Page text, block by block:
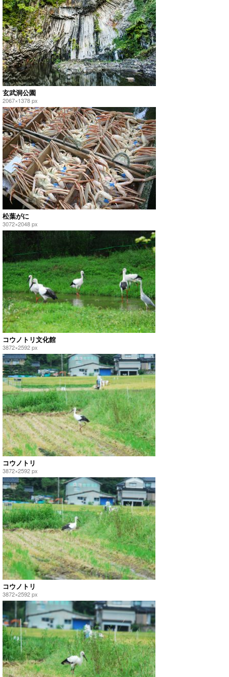
玄武洞公園
2067×1378 px
松葉がに
3072×2048 px
コウノトリ文化館
3872×2592 px
コウノトリ
3872×2592 px
コウノトリ
3872×2592 px